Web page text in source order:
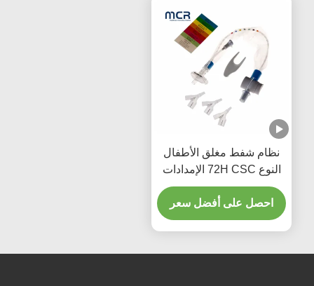
نظام شفط مغلق الأطفال
النوع 72H CSC الإمدادات
الطبية المستخدمة مرة
واحدة
احصل على أفضل سعر